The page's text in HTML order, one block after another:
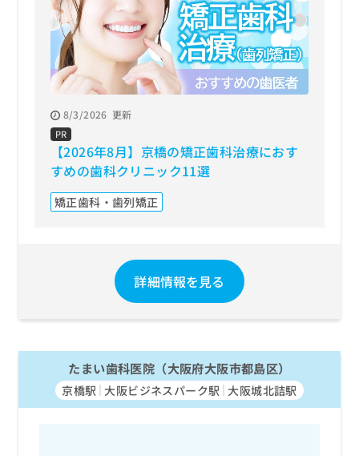
8/3/2026 更新
PR
【2026年8月】京橋の矯正歯科治療におす
すめの歯科クリニック11選
矯正歯科・歯列矯正
詳細情報を見る
たまい歯科医院（大阪府大阪市都島区）
京橋駅 大阪ビジネスパーク駅 大阪城北詰駅